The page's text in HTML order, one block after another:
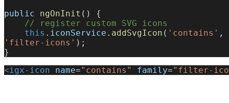
public ngOnInit () {
    // register custom SVG icons
    this
. iconService . addSvgIcon ( 'contains' ,
'filter-icons' );
}
<igx-icon name="contains" family="filter-